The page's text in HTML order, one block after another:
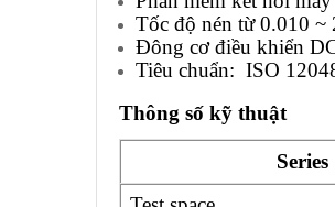
Tốc độ nén từ 0.010 ~
Đông cơ điều khiển
Tiêu chuẩn: ISO
Thông số kỹ thuật
Series